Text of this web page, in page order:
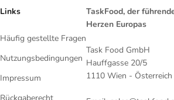
Links
Häufig gestellte Fragen
Nutzungsbedingungen
Impressum
TaskFood, der
Herzen Europas
Task Food GmbH
Hauffgasse 20/5
1110 Wien - Österreich